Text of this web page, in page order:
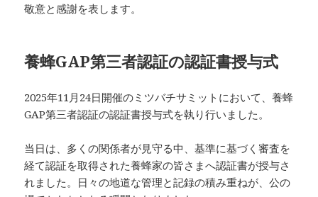
敬意と感謝を表します。
養蜂GAP第三者認証の認証書授与式
2025年11月24日開催のミツバチサミットにおいて、養蜂
GAP第三者認証の認証書授与式を執り行いました。
当日は、多くの関係者が見守る中、基準に基づく審査を
経て認証を取得された養蜂家の皆さまへ認証書が授与さ
れました。日々の地道な管理と記録の積み重ねが、公の